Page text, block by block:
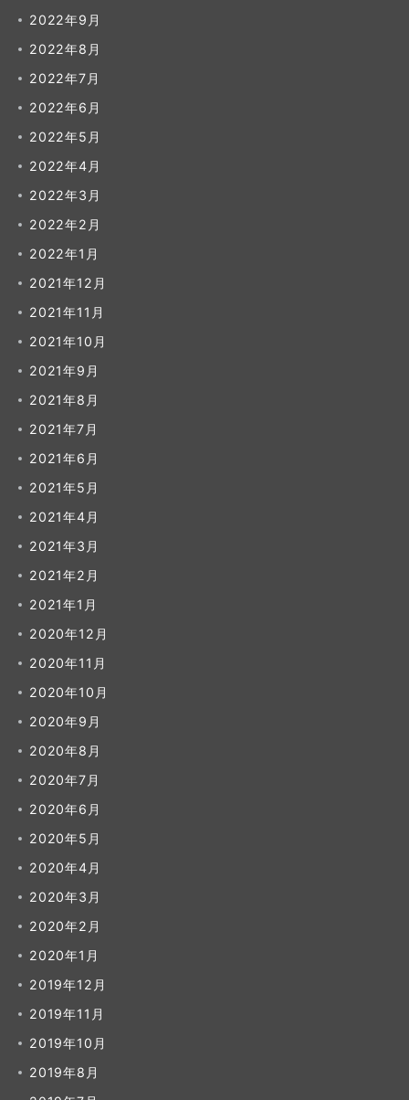
2022年9月
2022年8月
2022年7月
2022年6月
2022年5月
2022年4月
2022年3月
2022年2月
2022年1月
2021年12月
2021年11月
2021年10月
2021年9月
2021年8月
2021年7月
2021年6月
2021年5月
2021年4月
2021年3月
2021年2月
2021年1月
2020年12月
2020年11月
2020年10月
2020年9月
2020年8月
2020年7月
2020年6月
2020年5月
2020年4月
2020年3月
2020年2月
2020年1月
2019年12月
2019年11月
2019年10月
2019年8月